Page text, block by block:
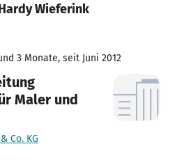
Wieferink
3 Monate, seit Juni 2012
Maler und
Co. KG